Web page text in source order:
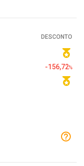
DESCONTO
-156,72%